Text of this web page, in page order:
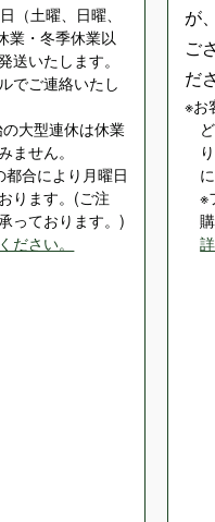
（土曜、日曜、
業・冬季休業以
送いたします。
でご連絡いたし
大型連休は休業
ません。
都合により月曜日
ります。(ご注
っております。)
ださい。
が
ご
だ
お
※